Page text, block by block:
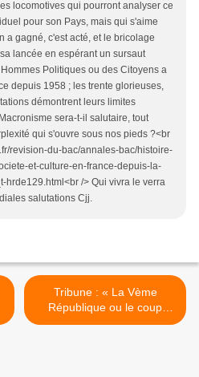
locomotives qui pourront analyser ce
pour son Pays, mais qui s'aime
a gagné, c'est acté, et le bricolage
lancée en espérant un sursaut
Politiques ou des Citoyens a
depuis 1958 ; les trente glorieuses,
démontrent leurs limites
sera-t-il salutaire, tout
qui s'ouvre sous nos pieds ?<br
revision-du-bac/annales-bac/histoire-
et-culture-en-france-depuis-la-
hrde129.html<br /> Qui vivra le verra
salutations Cjj.
Tribune : « La Vème
République ou le coup
d’éclat permanent », Par